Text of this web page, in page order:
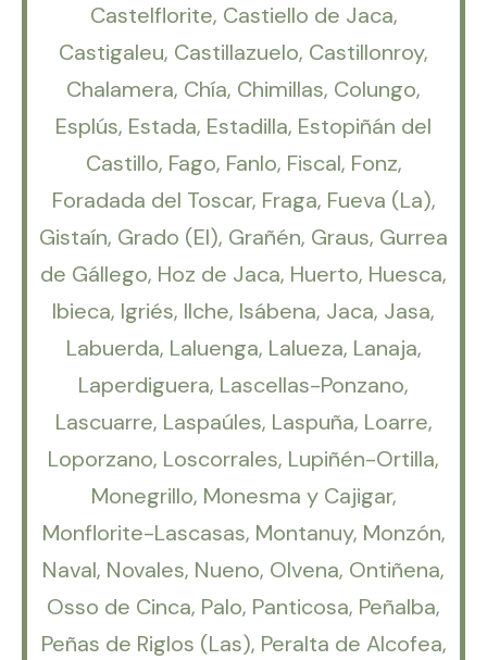
Castelflorite, Castiello de Jaca,
Castigaleu, Castillazuelo, Castillonroy,
Chalamera, Chía, Chimillas, Colungo,
Esplús, Estada, Estadilla, Estopiñán del
Castillo, Fago, Fanlo, Fiscal, Fonz,
Foradada del Toscar, Fraga, Fueva (La),
Gistaín, Grado (El), Grañén, Graus, Gurrea
de Gállego, Hoz de Jaca, Huerto, Huesca,
Ibieca, Igriés, Ilche, Isábena, Jaca, Jasa,
Labuerda, Laluenga, Lalueza, Lanaja,
Laperdiguera, Lascellas-Ponzano,
Lascuarre, Laspaúles, Laspuña, Loarre,
Loporzano, Loscorrales, Lupiñén-Ortilla,
Monegrillo, Monesma y Cajigar,
Monflorite-Lascasas, Montanuy, Monzón,
Naval, Novales, Nueno, Olvena, Ontiñena,
Osso de Cinca, Palo, Panticosa, Peñalba,
Peñas de Riglos (Las), Peralta de Alcofea,